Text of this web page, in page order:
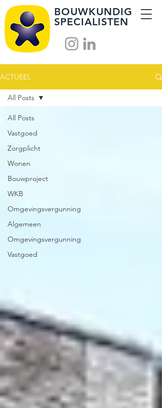
BOUWKUNDIG
SPECIALISTEN
ACTUEEL
All Posts
Vastgoed
Zorgplicht
Wonen
Bouwproject
WKB
Omgevingsvergunning
Algemeen
Omgevingsvergunning
Vastgoed
All Posts